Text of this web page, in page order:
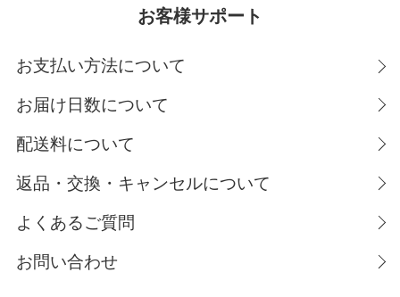
お客様サポート
お支払い方法について
お届け日数について
配送料について
返品・交換・キャンセルについて
よくあるご質問
お問い合わせ